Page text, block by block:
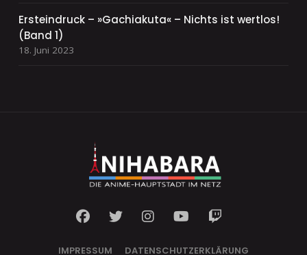
Ersteindruck – »Gachiakuta« – Nichts ist wertlos!
(Band 1)
18. Juni 2023
IMPRESSUM DATENSCHUTZERKLÄRUNG